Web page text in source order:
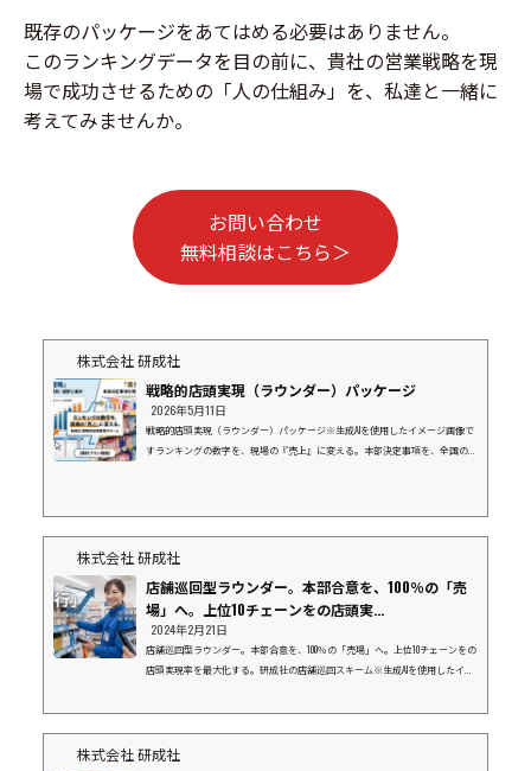
既存のパッケージをあてはめる必要はありません。
このランキングデータを目の前に、貴社の営業戦略を現
場で成功させるための「人の仕組み」を、私達と一緒に
考えてみませんか。
お問い合わせ
無料相談はこちら＞
株式会社 研成社
戦略的店頭実現（ラウンダー）パッケージ
2026年5月11日
戦略的店頭実現（ラウンダー）パッケージ※生成AIを使用したイメージ画像で
すランキングの数字を、現場の『売上』に変える。本部決定事項を、全国の現
促物が届いているはずなのに、活用されず眠っている」データ上の導入率が10
株式会社 研成社
店舗巡回型ラウンダー。本部合意を、100％の「売
場」へ。上位10チェーンをの店頭実...
2024年2月21日
店舗巡回型ラウンダー。本部合意を、100％の「売場」へ。上位10チェーンをの
店頭実現率を最大化する。研成社の店舗巡回スキーム※生成AIを使用したイメ
て年間数千万円規模の機会損失（チャンスロス）に繋がっています。 店舗数
株式会社 研成社